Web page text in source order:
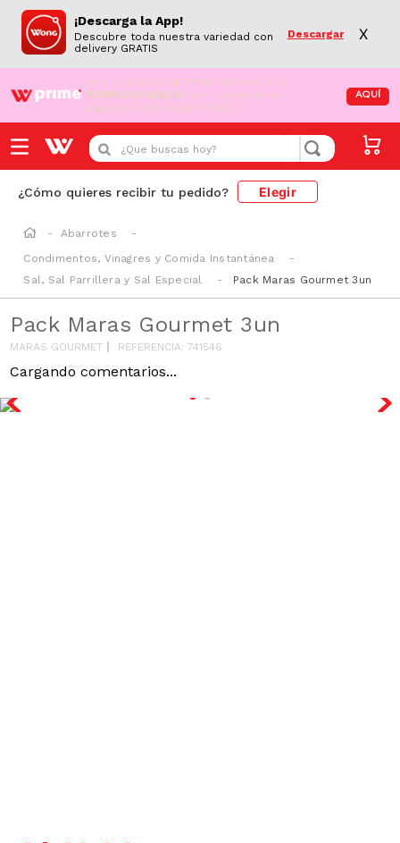
¡Descarga la App!
Descubre toda nuestra variedad con
delivery GRATIS
Descargar X
¡Aún no eres Wong Prime! Aprovecha el
DESPACHO GRATIS en tus compras de
supermercado desde S/79.90
AQUÍ
¿Que buscas hoy?
¿Cómo quieres recibir tu pedido? Elegir
Abarrotes
Condimentos, Vinagres y Comida Instantánea
Sal, Sal Parrillera y Sal Especial
Pack Maras Gourmet 3un
Pack Maras Gourmet 3un
MARAS GOURMET REFERENCIA:741546
Cargando comentarios...